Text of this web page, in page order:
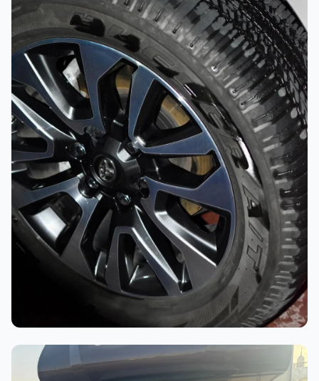
أثناء العمل